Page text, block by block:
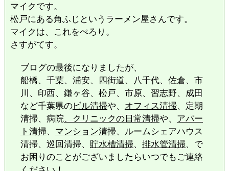
マイクです。
松戸にある角ふじというラーメン屋さんです。
マイクは、これをぺろり。
さすがてす。
ブログの最後になりましたが、
船橋、千葉、浦安、四街道、八千代、佐倉、市
川、印西、鎌ヶ谷、松戸、市原、習志野、成田
など千葉県のビル清掃や、 オフィス清掃、定期
清掃、病院、クリニックの日常清掃や、 アパー
ト清掃、 マンション清掃、ルームシェアハウス
清掃、巡回清掃、 貯水槽清掃、 排水管清掃、で
お困りのことがございましたらいつでもご連絡